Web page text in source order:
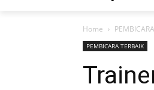
Home
PEMBICARA TERBAIK